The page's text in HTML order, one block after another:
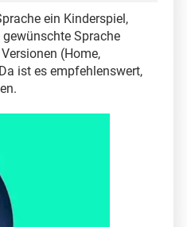
ein Kinderspiel,
Sprache
(Home,
ist es empfehlenswert,